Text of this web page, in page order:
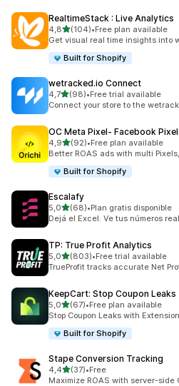
RealtimeStack : Live Analytics
4,8z 5 hvězd
(104)
Celkový počet recenzí: 104
•Free plan available
Get visual real time insights into
Built for Shopify
wetracked.io Connect
4,7z 5 hvězd
(98)
Celkový počet recenzí: 98
•Free trial available
Connect your store to the
OC Meta Pixel‑ Facebook
4,9z 5 hvězd
(92)
Celkový počet recenzí: 92
•Free plan available
Better ROAS ads with multi
Built for Shopify
Escalafy
5,0z 5 hvězd
(68)
Celkový počet recenzí: 68
•Plan gratis disponible
Dejá el Excel. Ve tus números
TP: True Profit Analytics
5,0z 5 hvězd
(803)
Celkový počet recenzí: 803
•Free trial available
TrueProfit tracks accurate Net
KeepCart: Stop Coupon Leaks
5,0z 5 hvězd
(67)
Celkový počet recenzí: 67
•Free plan available
Stop Coupon Leaks with
Built for Shopify
Stape Conversion Tracking
4,4z 5 hvězd
(37)
Celkový počet recenzí: 37
•Free
Maximize ROAS with server-side